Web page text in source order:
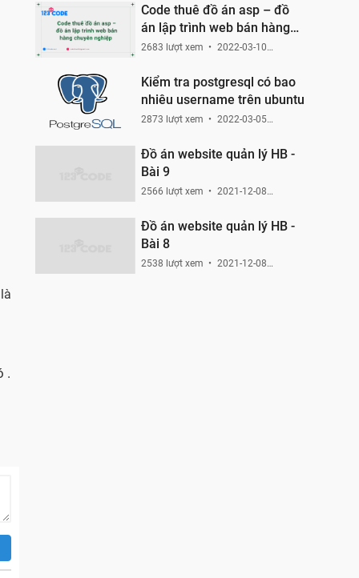
.
Code thuê đồ án asp – đồ
án lập trình web bán hàng
chuyên nghiệp
2683 lượt xem
2022-03-10
Kiểm tra postgresql có bao
nhiêu username trên ubuntu
2873 lượt xem
2022-03-05
Đồ án website quản lý HB -
Bài 9
2566 lượt xem
2021-12-08
Đồ án website quản lý HB -
Bài 8
2538 lượt xem
2021-12-08